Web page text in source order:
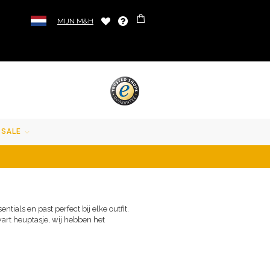
MIJN M&H
SALE
en past perfect bij elke outfit.
heuptasje, wij hebben het